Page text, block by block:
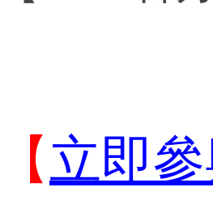
【 立即